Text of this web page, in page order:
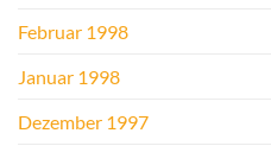
Februar 1998
Januar 1998
Dezember 1997